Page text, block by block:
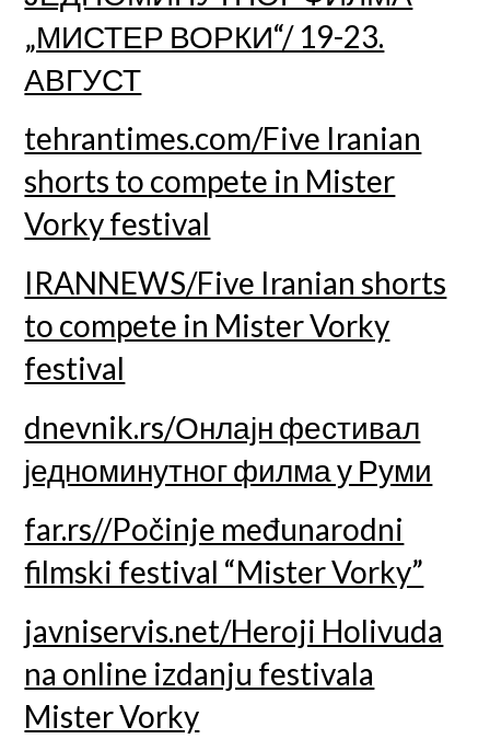
„МИСТЕР ВОРКИ“/ 19-23.
АВГУСТ
tehrantimes.com/Five Iranian
shorts to compete in Mister
Vorky festival
IRANNEWS/Five Iranian shorts
to compete in Mister Vorky
festival
dnevnik.rs/Онлајн фестивал
једноминутног филма у Руми
far.rs//Počinje međunarodni
filmski festival “Mister Vorky”
javniservis.net/Heroji Holivuda
na online izdanju festivala
Mister Vorky